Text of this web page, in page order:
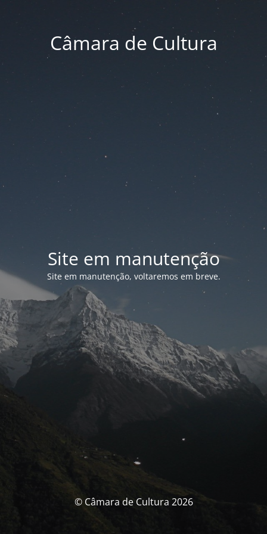
Câmara de Cultura
Site em manutenção
Site em manutenção, voltaremos em breve.
© Câmara de Cultura 2026